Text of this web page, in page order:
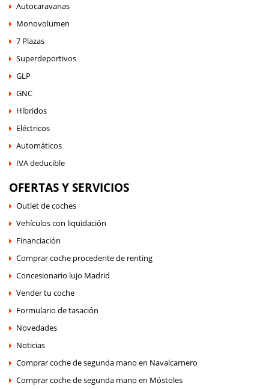
Autocaravanas
Monovolumen
7 Plazas
Superdeportivos
GLP
GNC
Híbridos
Eléctricos
Automáticos
IVA deducible
OFERTAS Y SERVICIOS
Outlet de coches
Vehículos con liquidación
Financiación
Comprar coche procedente de renting
Concesionario lujo Madrid
Vender tu coche
Formulario de tasación
Novedades
Noticias
Comprar coche de segunda mano en Navalcarnero
Comprar coche de segunda mano en Móstoles